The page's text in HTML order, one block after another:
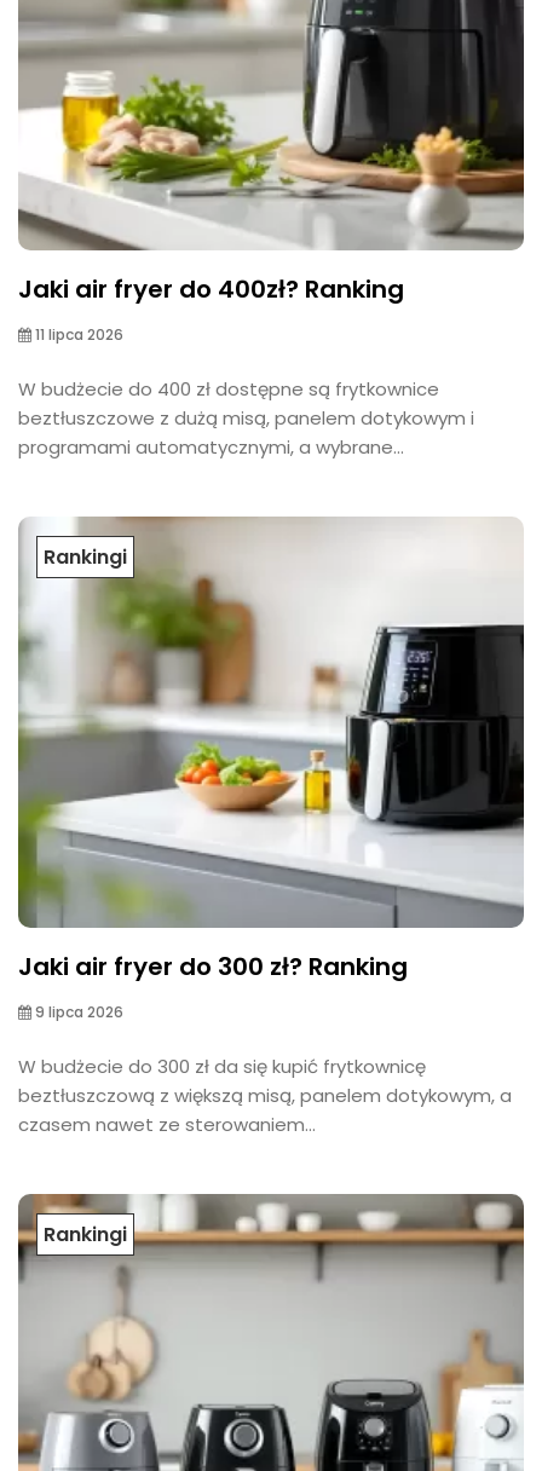
Jaki air fryer do 400zł? Ranking
11 lipca 2026
W budżecie do 400 zł dostępne są frytkownice
beztłuszczowe z dużą misą, panelem dotykowym i
programami automatycznymi, a wybrane...
Rankingi
Jaki air fryer do 300 zł? Ranking
9 lipca 2026
W budżecie do 300 zł da się kupić frytkownicę
beztłuszczową z większą misą, panelem dotykowym, a
czasem nawet ze sterowaniem...
Rankingi